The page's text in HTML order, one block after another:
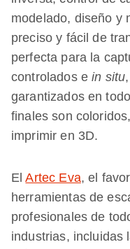
modelado, diseño y
preciso y fácil de
perfecta para la
controlados ein situ
garantizados en
finales son
imprimir en 3D.
ElArtec Eva, el
herramientas de
profesionales de
industrias, incluidas